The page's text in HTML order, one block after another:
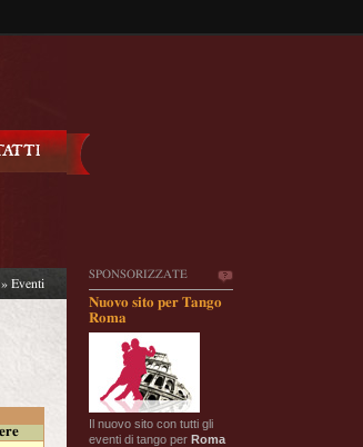
SPONSORIZZATE
Nuovo sito per Tango
Roma
Il nuovo sito con tutti gli
eventi di tango per Roma
» Eventi